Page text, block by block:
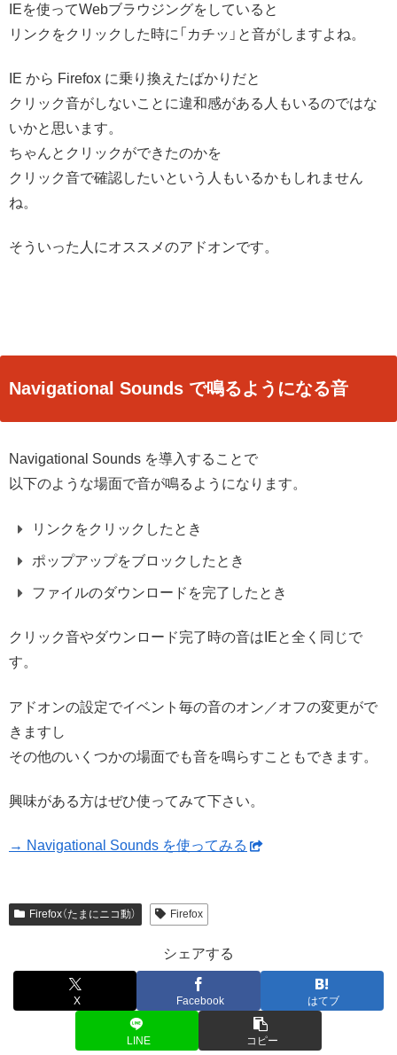
IEを使ってWebブラウジングをしていると
リンクをクリックした時に「カチッ」と音がしますよね。
IE から Firefox に乗り換えたばかりだと
クリック音がしないことに違和感がある人もいるのではな
いかと思います。
ちゃんとクリックができたのかを
クリック音で確認したいという人もいるかもしれません
ね。
そういった人にオススメのアドオンです。
Navigational Sounds で鳴るようになる音
Navigational Sounds を導入することで
以下のような場面で音が鳴るようになります。
リンクをクリックしたとき
ポップアップをブロックしたとき
ファイルのダウンロードを完了したとき
クリック音やダウンロード完了時の音はIEと全く同じで
す。
アドオンの設定でイベント毎の音のオン／オフの変更がで
きますし
その他のいくつかの場面でも音を鳴らすこともできます。
興味がある方はぜひ使ってみて下さい。
→ Navigational Sounds を使ってみる
Firefox（たまにニコ動） Firefox
シェアする
X Facebook はてブ
LINE コピー